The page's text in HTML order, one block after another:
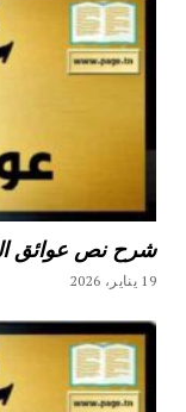
شرح نص عوائق
19 يناير، 2026